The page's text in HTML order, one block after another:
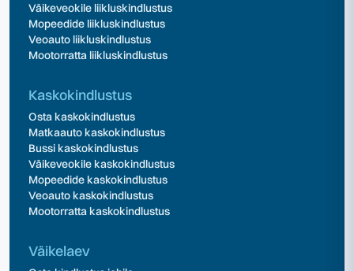
Väikeveokile liikluskindlustus
Mopeedide liikluskindlustus
Veoauto liikluskindlustus
Mootorratta liikluskindlustus
Kaskokindlustus
Osta kaskokindlustus
Matkaauto kaskokindlustus
Bussi kaskokindlustus
Väikeveokile kaskokindlustus
Mopeedide kaskokindlustus
Veoauto kaskokindlustus
Mootorratta kaskokindlustus
Väikelaev